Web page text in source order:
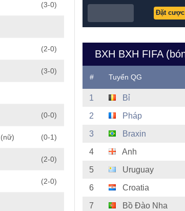
(3-0)
(2-0)
(3-0)
(0-0)
(0-1)
(2-0)
(2-0)
Đặt cược
# Tuyển QG
1 Bỉ
2 Pháp
3 Braxin
4 Anh
5 Uruguay
6 Croatia
7 Bồ Đào Nha